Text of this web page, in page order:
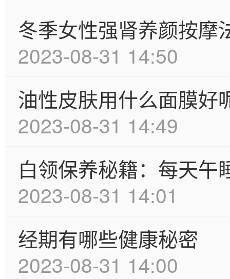
冬季女性强肾养颜按摩
2023-08-31 14:50
油性皮肤用什么面膜好
2023-08-31 14:49
白领保养秘籍：每天午
2023-08-31 14:01
经期有哪些健康秘密
2023-08-31 14:00